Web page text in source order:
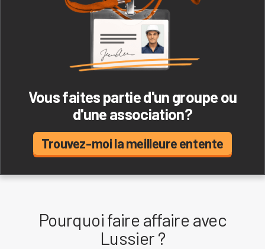
Vous faites partie d'un groupe ou
d'une association?
Trouvez-moi la meilleure entente
Pourquoi faire affaire avec
Lussier ?